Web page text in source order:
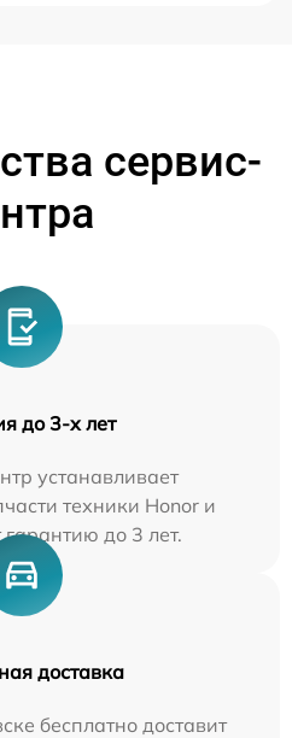
сервис-
до 3-х лет
устанавливает
техники Honor и
гарантию до 3 лет.
доставка
бесплатно доставит